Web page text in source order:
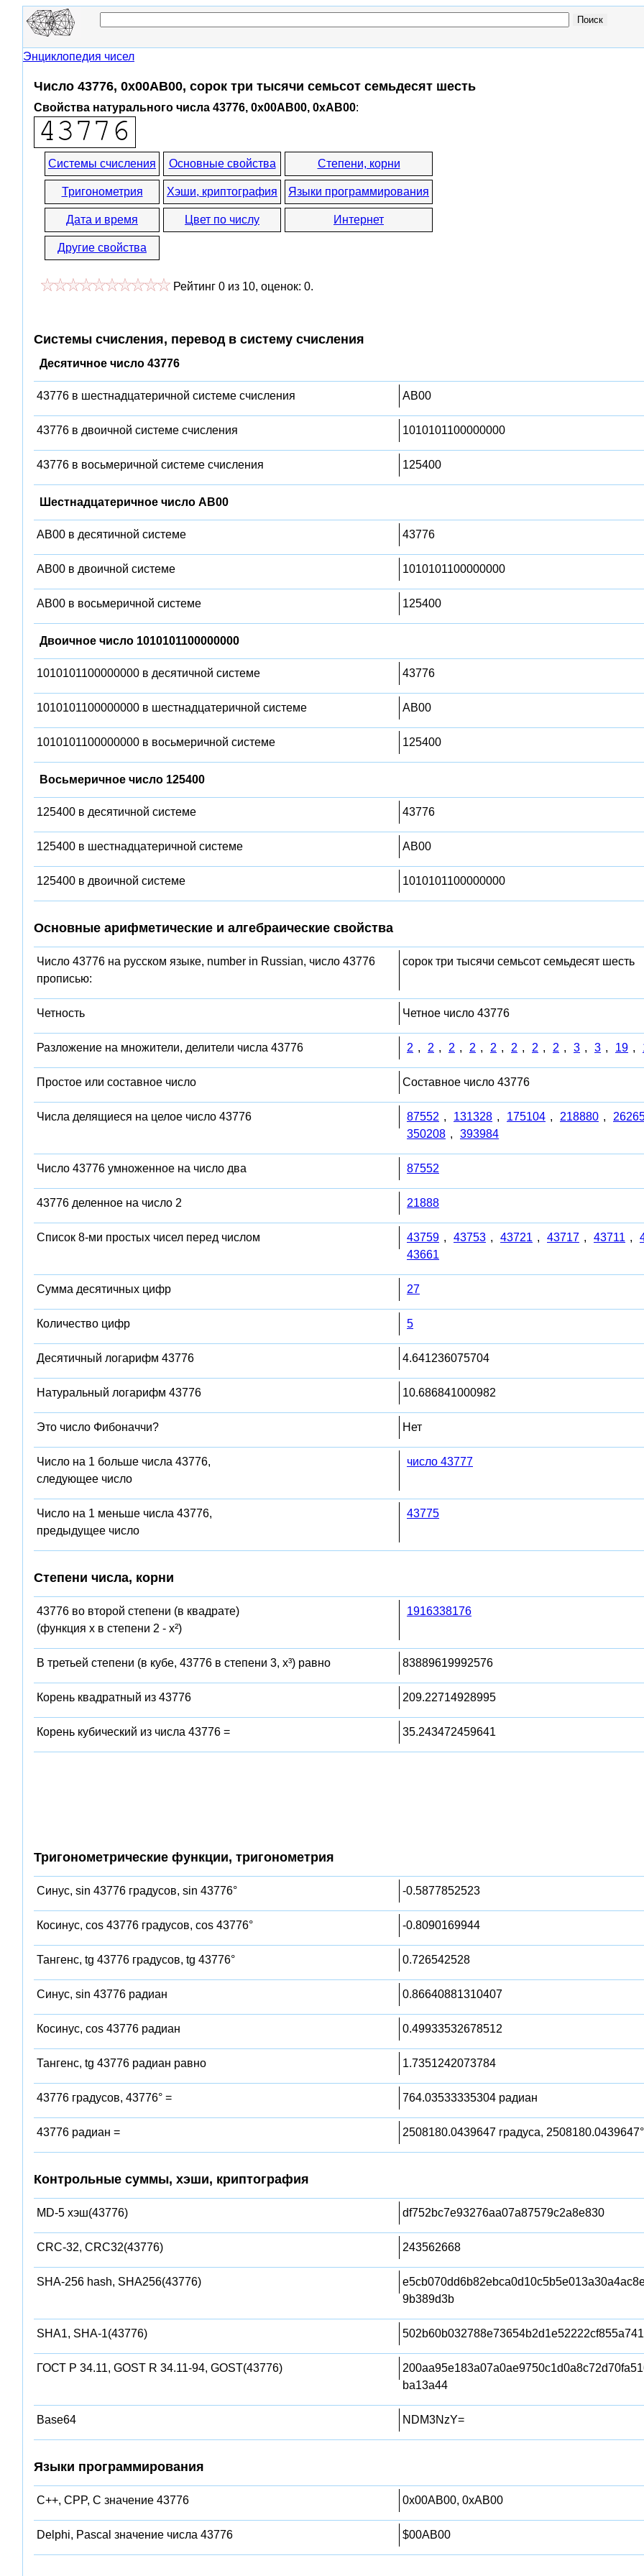
Энциклопедия чисел
Число 43776, 0x00AB00, сорок три тысячи семьсот семьдесят шесть
Свойства натурального числа 43776, 0x00AB00, 0xAB00:
Системы счисления Основные свойства Степени, корни
Тригонометрия Хэши, криптография Языки программирования
Дата и время Цвет по числу Интернет
Другие свойства
Рейтинг 0 из 10, оценок: 0.
Системы счисления, перевод в систему счисления
Десятичное число 43776
43776 в шестнадцатеричной системе счисления AB00
43776 в двоичной системе счисления 1010101100000000
43776 в восьмеричной системе счисления 125400
Шестнадцатеричное число AB00
AB00 в десятичной системе 43776
AB00 в двоичной системе 1010101100000000
AB00 в восьмеричной системе 125400
Двоичное число 1010101100000000
1010101100000000 в десятичной системе 43776
1010101100000000 в шестнадцатеричной системе AB00
1010101100000000 в восьмеричной системе 125400
Восьмеричное число 125400
125400 в десятичной системе 43776
125400 в шестнадцатеричной системе AB00
125400 в двоичной системе 1010101100000000
Основные арифметические и алгебраические свойства
Число 43776 на русском языке, number in Russian, число 43776
прописью:
сорок три тысячи семьсот семьдесят шесть
Четность Четное число 43776
Разложение на множители, делители числа 43776 2 , 2 , 2 , 2 , 2 , 2 , 2 , 2 , 3 , 3 , 19 ,
Простое или составное число Составное число 43776
Числа делящиеся на целое число 43776 87552 , 131328 , 175104 , 218880 ,
350208 , 393984
Число 43776 умноженное на число два 87552
43776 деленное на число 2 21888
Список 8-ми простых чисел перед числом 43759 , 43753 , 43721 , 43717 , 43711 ,
43661
Сумма десятичных цифр 27
Количество цифр 5
Десятичный логарифм 43776 4.641236075704
Натуральный логарифм 43776 10.686841000982
Это число Фибоначчи? Нет
Число на 1 больше числа 43776,
следующее число
число 43777
Число на 1 меньше числа 43776,
предыдущее число
43775
Степени числа, корни
43776 во второй степени (в квадрате)
(функция x в степени 2 - x²)
1916338176
В третьей степени (в кубе, 43776 в степени 3, x³) равно 83889619992576
Корень квадратный из 43776 209.22714928995
Корень кубический из числа 43776 = 35.243472459641
Тригонометрические функции, тригонометрия
Синус, sin 43776 градусов, sin 43776° -0.5877852523
Косинус, cos 43776 градусов, cos 43776° -0.8090169944
Тангенс, tg 43776 градусов, tg 43776° 0.726542528
Синус, sin 43776 радиан 0.86640881310407
Косинус, cos 43776 радиан 0.49933532678512
Тангенс, tg 43776 радиан равно 1.7351242073784
43776 градусов, 43776° = 764.03533335304 радиан
43776 радиан = 2508180.0439647 градуса, 2508180.0439647°
Контрольные суммы, хэши, криптография
MD-5 хэш(43776) df752bc7e93276aa07a87579c2a8e830
CRC-32, CRC32(43776) 243562668
SHA-256 hash, SHA256(43776)
9b389d3b
SHA1, SHA-1(43776)
ГОСТ Р 34.11, GOST R 34.11-94, GOST(43776)
ba13a44
Base64 NDM3NzY=
Языки программирования
C++, CPP, C значение 43776 0x00AB00, 0xAB00
Delphi, Pascal значение числа 43776 $00AB00